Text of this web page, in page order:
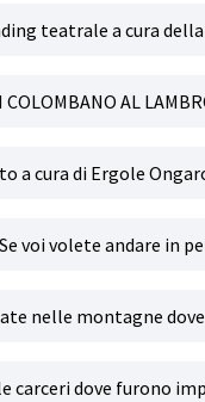
teatrale a cura
COLOMBANO AL
a cura di Ergole
voi volete andare in
nelle montagne
carceri dove furono